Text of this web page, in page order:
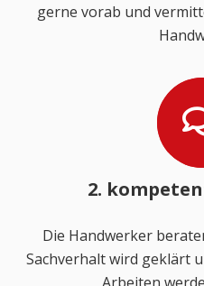
gerne vorab und
2.
Die Handwerker
Sachverhalt wird geklärt